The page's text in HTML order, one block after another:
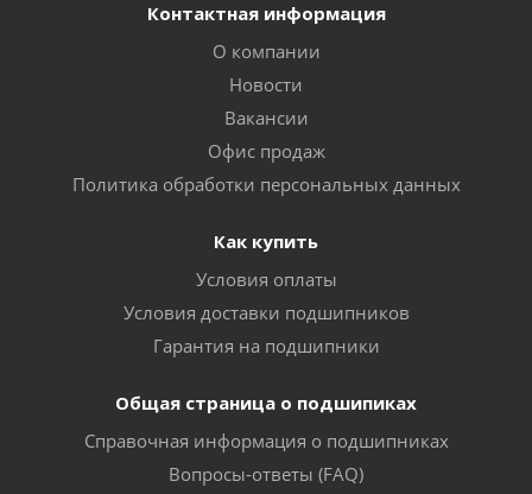
Контактная информация
О компании
Новости
Вакансии
Офис продаж
Политика обработки персональных данных
Как купить
Условия оплаты
Условия доставки подшипников
Гарантия на подшипники
Общая страница о подшипиках
Справочная информация о подшипниках
Вопросы-ответы (FAQ)